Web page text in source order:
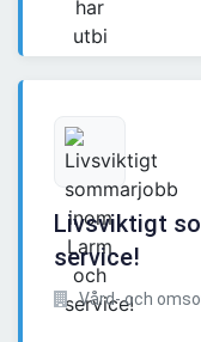
Livsviktigt
service!
Vård- och